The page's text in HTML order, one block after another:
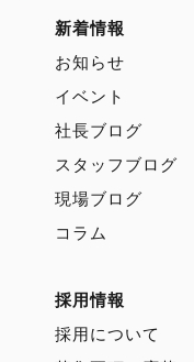
新着情報
お知らせ
イベント
社長ブログ
スタッフブログ
現場ブログ
コラム
採用情報
採用について